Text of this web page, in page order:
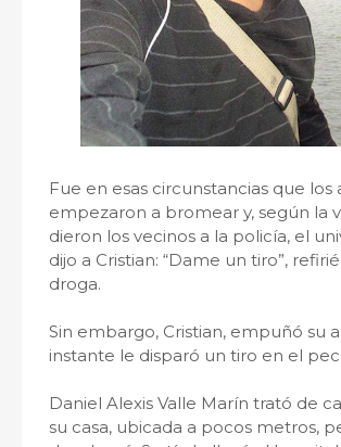
Fue en esas circunstancias que los
empezaron a bromear y, según la
dieron los vecinos a la policía, el
dijo a Cristian: “Dame un tiro”,
droga.
Sin embargo, Cristian, empuñó su
instante le disparó un tiro en el
Daniel Alexis Valle Marín trató de
su casa, ubicada a pocos metros,